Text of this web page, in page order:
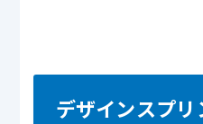
デザインスプ